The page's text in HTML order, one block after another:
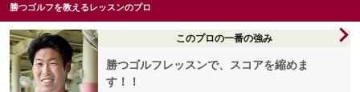
勝つゴルフを教えるレッスンのプロ
このプロの一番の強み
勝つゴルフレッスンで、スコアを縮めま
す！！